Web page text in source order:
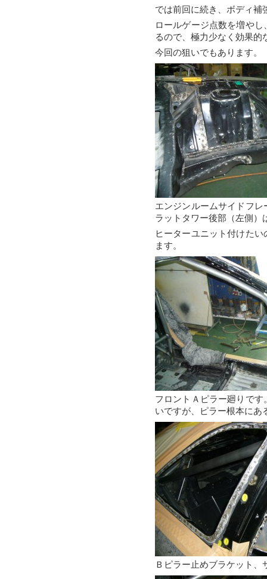
では前回に続き、ボディ補
ロールゲージ点数を増や
るので、極力少なく効果的
今回の狙いでもあります。
エンジンルームサイドフ
ラットタワー後部（左側）
ヒーターユニット付けた
ます。
フロントＡピラー廻りで
いですが、ピラー根本にあ
Ｂピラー止めブラケット